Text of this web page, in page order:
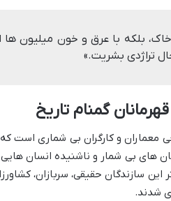
بلکه با عرق و خون میلیون
تراژدی بشریت.»
گمنام تاریخ
معماران و کارگران بی شماری است
بی شمار و ناشنیده انسان هایی
این سازندگان حقیقی، سربازان،
شدند.